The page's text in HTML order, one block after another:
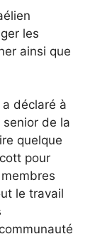
les
ainsi que
a déclaré à
de la
quelque
pour
le travail